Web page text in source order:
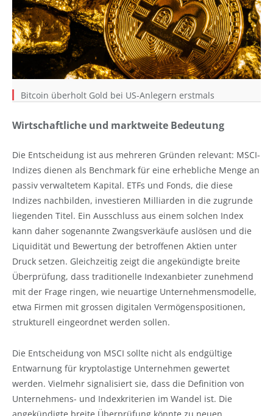
Bitcoin überholt Gold bei US-Anlegern erstmals
Wirtschaftliche und marktweite Bedeutung
Die Entscheidung ist aus mehreren Gründen relevant: MSCI-
Indizes dienen als Benchmark für eine erhebliche Menge an
passiv verwaltetem Kapital. ETFs und Fonds, die diese
Indizes nachbilden, investieren Milliarden in die zugrunde
liegenden Titel. Ein Ausschluss aus einem solchen Index
kann daher sogenannte Zwangsverkäufe auslösen und die
Liquidität und Bewertung der betroffenen Aktien unter
Druck setzen. Gleichzeitig zeigt die angekündigte breite
Überprüfung, dass traditionelle Indexanbieter zunehmend
mit der Frage ringen, wie neuartige Unternehmensmodelle,
etwa Firmen mit grossen digitalen Vermögenspositionen,
strukturell eingeordnet werden sollen.
Die Entscheidung von MSCI sollte nicht als endgültige
Entwarnung für kryptolastige Unternehmen gewertet
werden. Vielmehr signalisiert sie, dass die Definition von
Unternehmens- und Indexkriterien im Wandel ist. Die